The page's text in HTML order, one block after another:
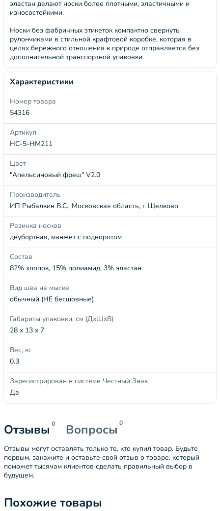
эластан делают носки более плотными, эластичными и
износостойкими.
Носки без фабричных этикеток компактно свернуты
рулончиками в стильной крафтовой коробке, которая в
целях бережного отношения к природе отправляется без
дополнительной транспортной упаковки.
Характеристики
Номер товара
54316
Артикул
НС-5-НМ211
Цвет
"Апельсиновый фреш" V2.0
Производитель
ИП Рыбалкин В.С., Московская область, г. Щелково
Резинка носков
двубортная, манжет с подворотом
Состав
82% хлопок, 15% полиамид, 3% эластан
Вид шва на мыске
обычный (НЕ бесшовные)
Габариты упаковки, см (ДхШхВ)
28 x 13 x 7
Вес, кг
0.3
Зарегистрирован в системе Честный Знак
Да
Отзывы 0 Вопросы 0
Отзывы могут оставлять только те, кто купил товар. Будьте
первым, закажите и оставьте свой отзыв о товаре, который
поможет тысячам клиентов сделать правильный выбор в
будущем.
Похожие товары